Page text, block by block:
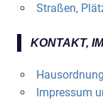
Straßen,
KONTAKT,
Hausordnung
Impressum